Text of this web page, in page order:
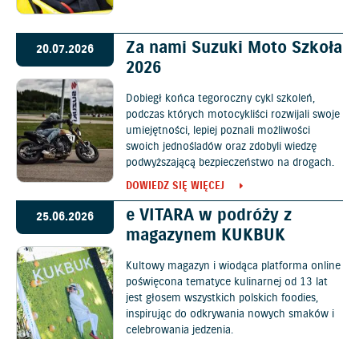
20.07.2026
Za nami Suzuki Moto Szkoła
2026
Dobiegł końca tegoroczny cykl szkoleń,
podczas których motocykliści rozwijali swoje
umiejętności, lepiej poznali możliwości
swoich jednośladów oraz zdobyli wiedzę
podwyższającą bezpieczeństwo na drogach.
DOWIEDZ SIĘ WIĘCEJ
25.06.2026
e VITARA w podróży z
magazynem KUKBUK
Kultowy magazyn i wiodąca platforma online
poświęcona tematyce kulinarnej od 13 lat
jest głosem wszystkich polskich foodies,
inspirując do odkrywania nowych smaków i
celebrowania jedzenia.